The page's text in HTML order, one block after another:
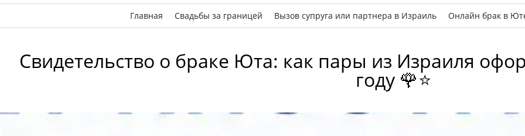
Главная Свадьбы за границей Вызов супруга или партнера в Израиль Онлайн брак в
Свидетельство о браке Юта: как пары из Израиля
году 🌹⭐